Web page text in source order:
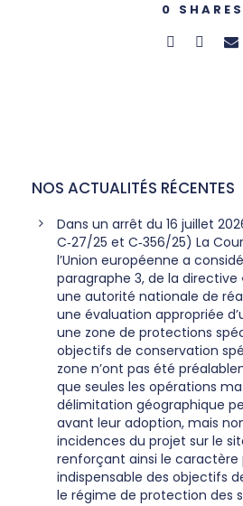
0 SHARES
NOS ACTUALITÉS RÉCENTES
Dans un arrêt du 16 juillet
C‑27/25 et C‑356/25) La
l’Union européenne a
paragraphe 3, de la directive
une autorité nationale de
une évaluation appropriée
une zone de protections
objectifs de conservation
zone n’ont pas été
que seules les opérations
délimitation géographique
avant leur adoption, mais
incidences du projet sur le
renforçant ainsi le caractère
indispensable des objectifs
le régime de protection des